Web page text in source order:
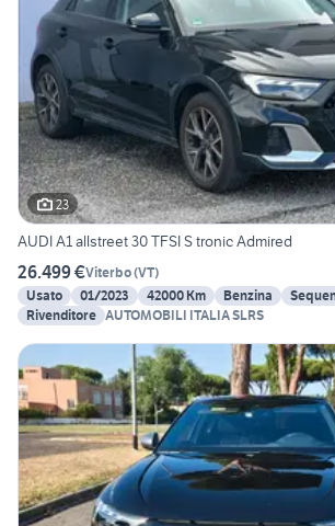
23
AUDI A1 allstreet 30 TFSI S tronic Admired
26.499 €Viterbo(VT)
Usato
01/2023 42000 Km Benzina
Rivenditore AUTOMOBILI ITALIA SLRS